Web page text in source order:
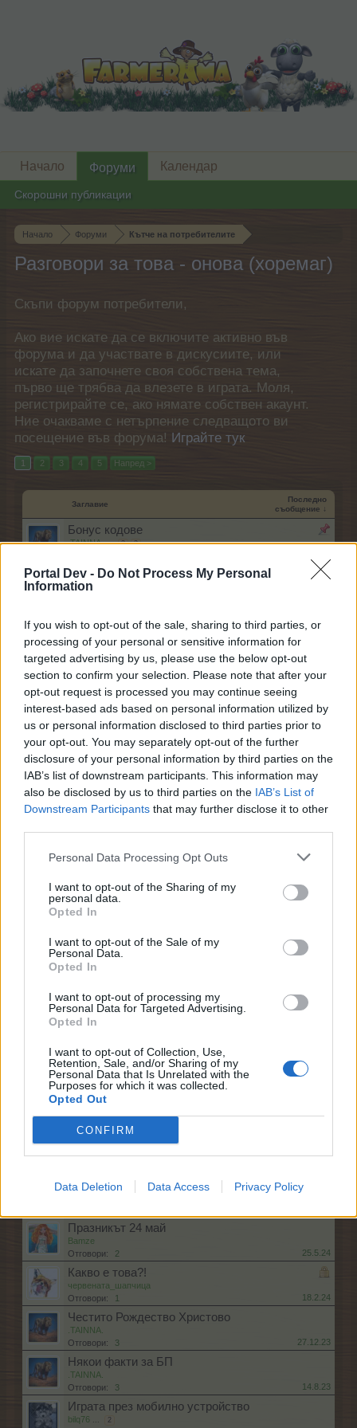
Portal Dev - Do Not Process My Personal
Information
If you wish to opt-out of the sale, sharing to third parties, or
processing of your personal or sensitive information for
targeted advertising by us, please use the below opt-out
section to confirm your selection. Please note that after your
opt-out request is processed you may continue seeing
interest-based ads based on personal information utilized by
us or personal information disclosed to third parties prior to
your opt-out. You may separately opt-out of the further
disclosure of your personal information by third parties on the
IAB’s list of downstream participants. This information may
also be disclosed by us to third parties on the IAB’s List of
Downstream Participants that may further disclose it to other
Personal Data Processing Opt Outs
I want to opt-out of the Sharing of my
personal data.
Opted In
I want to opt-out of the Sale of my
Personal Data.
Opted In
I want to opt-out of processing my
Personal Data for Targeted Advertising.
Opted In
I want to opt-out of Collection, Use,
Retention, Sale, and/or Sharing of my
Personal Data that Is Unrelated with the
Purposes for which it was collected.
Opted Out
CONFIRM
Data Deletion Data Access Privacy Policy
Начало Форуми Кътче на потребителите
Разговори за това - онова (хоремаг)
Скъпи форум потребители,
Ако вие искате да се включите активно във
форума и да участвате в дискусиите, или
искате да започнете своя собствена тема,
първо ще трябва да влезете в играта. Моля,
регистрирайте се, ако нямате собствен акаунт.
Ние очакваме с нетърпение следващото ви
посещение във форума! Играйте тук
1 2 3 4 5 Напред >
Заглавие
Последно
съобщение ↓
Бонус кодове
.TAINNA. ... 2 3
Разговори за какво ли не (не по темата или
на място за небъбрене)
Обмяна на опит
tanyamery ... 16 17 18
Отговори: 347 16.1.26
Молба за помощ за дървесни плодове
ka-linka
Отговори:
неделя в 09:35
Зимна Лолопалуза
Отговори:
1
Въпроси от викторина/тест от събитията
преди Парти с приятели
Bamze
Отговори:
6 3.1.26
Отговори:
.TAINNA.
Отговори:
0 9.2.25
Uvariopsis Dicaprio - що е то?
Отговори:
1 11.1.25
Номер на пазара
fares77
Фермерския магазин
-niksan-
Панаир на Ренцо
galinad12345
Отговори:
6 23.9.24
Мигновено поникване - кой крив, кой прав и т.н.
Отговори: 52 28.7.24
Плащане
Празникът 24 май
Bamze
Отговори:
2 25.5.24
Какво е това?!
червената_шапчица
Отговори:
1 18.2.24
Честито Рождество Христово
.TAINNA.
Отговори:
3 27.12.23
Някои факти за БП
.TAINNA.
Отговори:
3 14.8.23
Играта през мобилно устройство
bilq76 ... 2
Начало Форуми
Скорошни публикации
Календар